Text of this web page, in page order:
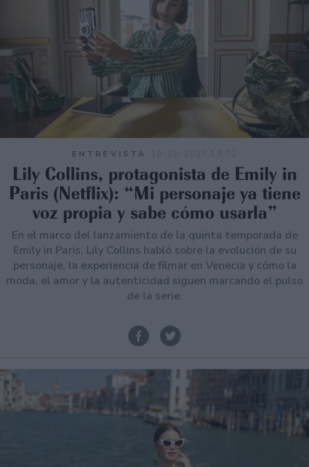
ENTREVISTA
Lily Collins, protagonista de Emily in
Paris (Netflix): “Mi personaje ya tiene
voz propia y sabe cómo usarla”
En el marco del lanzamiento de la quinta temporada de
Emily in Paris, Lily Collins habló sobre la evolución de su
personaje, la experiencia de filmar en Venecia y cómo la
moda, el amor y la autenticidad siguen marcando el pulso
de la serie.